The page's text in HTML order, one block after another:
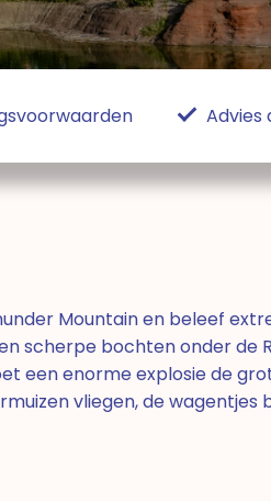
Advies
Mountain en beleef
scherpe bochten onder de
een enorme explosie de
vliegen, de